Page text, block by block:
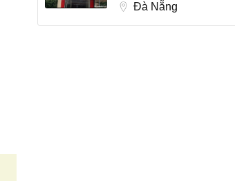
Đà Nẵng